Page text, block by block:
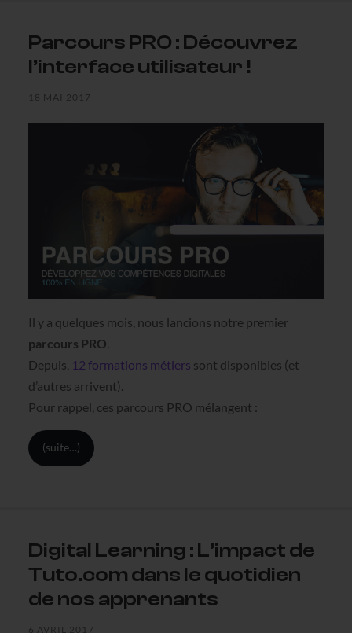
Parcours PRO : Découvrez
l’interface utilisateur !
18 MAI 2017
Il y a quelques mois, nous lancions notre premier
parcours PRO
Depuis, 12 formations métiers sont disponibles (et
d’autres arrivent).
Pour rappel, ces parcours PRO mélangent :
(suite…)
Digital Learning : L’impact de
Tuto.com dans le quotidien
de nos apprenants
6 AVRIL 2017